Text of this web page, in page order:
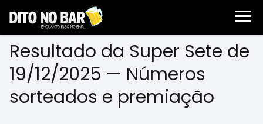
Resultado da Super Sete de
19/12/2025 — Números
sorteados e premiação